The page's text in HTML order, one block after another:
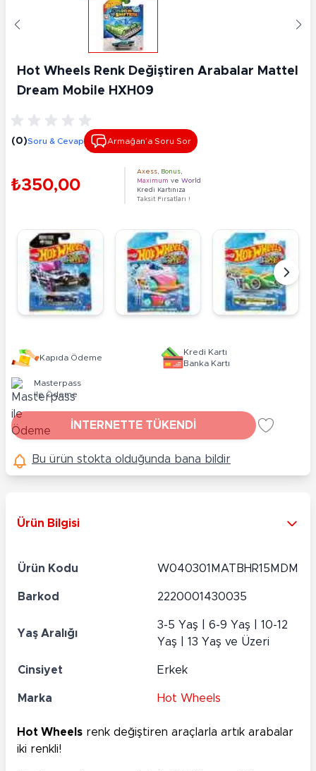
Hot Wheels Renk Değiştiren Arabalar Mattel
Dream Mobile HXH09
(0)Soru & Cevap Armağan’a Soru Sor
₺350,00
Axess Bonus
Maximum ve World
Kredi Kartınıza
Taksit Fırsatları !
Kapıda Ödeme
Kredi Kartı
Banka Kartı
Masterpass
ile Ödeme
İNTERNETTE TÜKENDİ
Bu ürün stokta olduğunda bana bildir
Ürün Bilgisi
Ürün Kodu W040301MATBHR15MDM
Barkod 2220001430035
Yaş Aralığı
3-5 Yaş | 6-9 Yaş | 10-12
Yaş | 13 Yaş ve Üzeri
Cinsiyet Erkek
Marka Hot Wheels
Hot Wheels renk değiştiren araçlarla artık arabalar
iki renkli!